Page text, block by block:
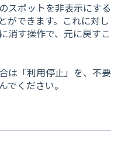
スポットを非表示にする
ができます。これに対し
消す操作で、元に戻すこ
は「利用停止」を、不要
でください。